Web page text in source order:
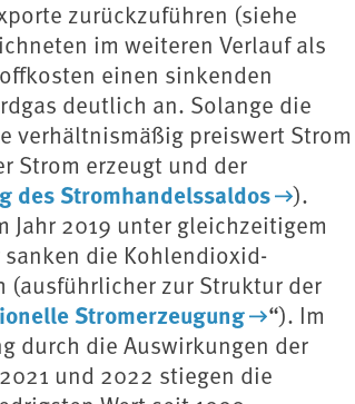
zurückzuführen (siehe
im weiteren Verlauf als
einen sinkenden
deutlich an. Solange die
verhältnismäßig preiswert Strom
Strom erzeugt und der
des Stromhandelssaldos
).
Jahr 2019 unter gleichzeitigem
die Kohlendioxid-
(ausführlicher zur Struktur der
Stromerzeugung
“). Im
durch die Auswirkungen der
und 2022 stiegen die